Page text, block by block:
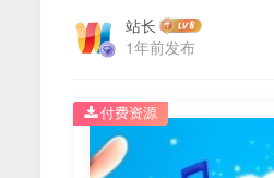
站长
1年前发布
付费资源